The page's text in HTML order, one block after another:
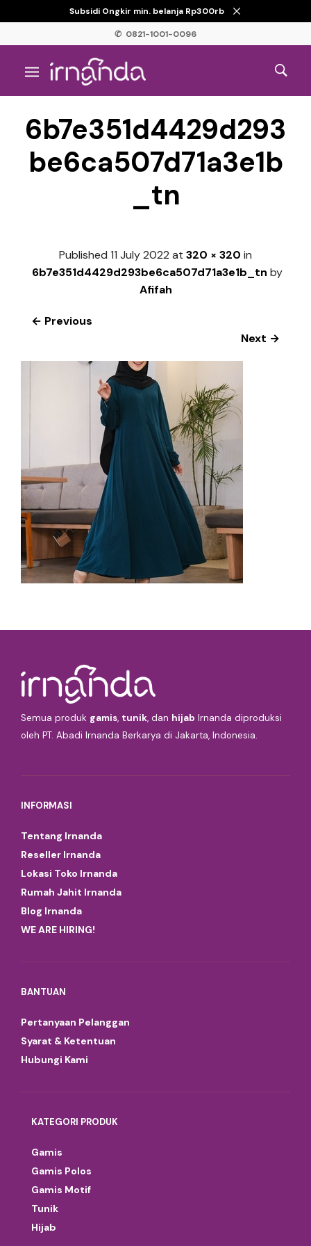
Subsidi Ongkir min. belanja Rp300rb
✆ 0821-1001-0096
6b7e351d4429d293
be6ca507d71a3e1b
_tn
Published 11 July 2022 at 320 × 320 in
6b7e351d4429d293be6ca507d71a3e1b_tn by
Afifah
← Previous
Next →
Semua produk gamis, tunik, dan hijab Irnanda diproduksi
oleh PT. Abadi Irnanda Berkarya di Jakarta, Indonesia.
INFORMASI
Tentang Irnanda
Reseller Irnanda
Lokasi Toko Irnanda
Rumah Jahit Irnanda
Blog Irnanda
WE ARE HIRING!
BANTUAN
Pertanyaan Pelanggan
Syarat & Ketentuan
Hubungi Kami
KATEGORI PRODUK
Gamis
Gamis Polos
Gamis Motif
Tunik
Hijab